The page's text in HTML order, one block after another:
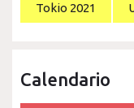
Tokio 2021
Calendario